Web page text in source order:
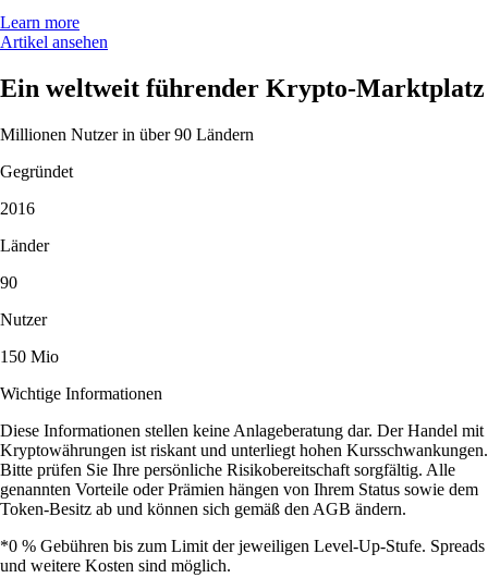
Learn more
Artikel ansehen
Ein weltweit führender Krypto-Marktplatz
Millionen Nutzer in über 90 Ländern
Gegründet
2016
Länder
90
Nutzer
150 Mio
Wichtige Informationen
Diese Informationen stellen keine Anlageberatung dar. Der Handel mit
Kryptowährungen ist riskant und unterliegt hohen Kursschwankungen.
Bitte prüfen Sie Ihre persönliche Risikobereitschaft sorgfältig. Alle
genannten Vorteile oder Prämien hängen von Ihrem Status sowie dem
Token-Besitz ab und können sich gemäß den AGB ändern.
*0 % Gebühren bis zum Limit der jeweiligen Level-Up-Stufe. Spreads
und weitere Kosten sind möglich.